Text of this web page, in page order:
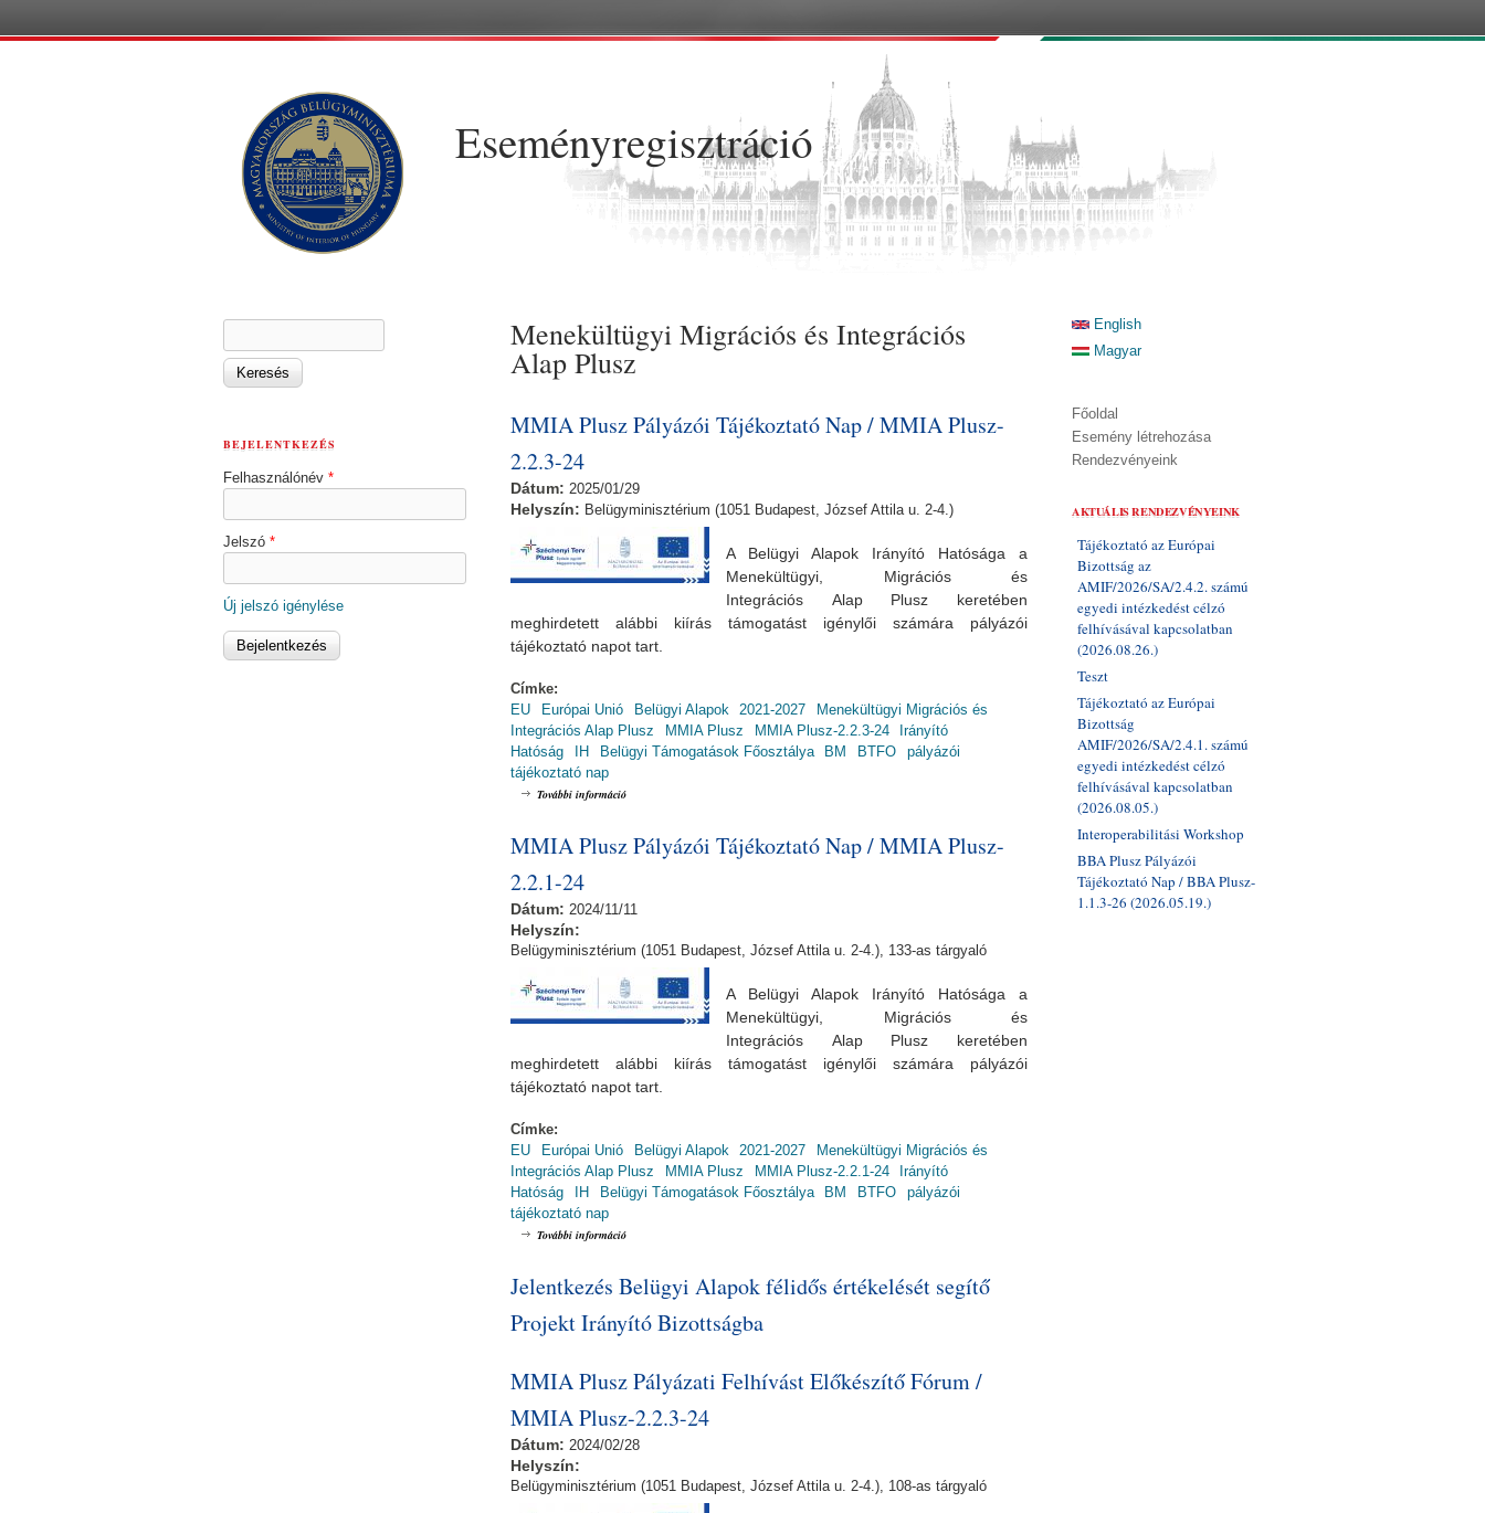
Eseményregisztráció
Menekültügyi Migrációs és Integrációs
Alap Plusz
MMIA Plusz Pályázói Tájékoztató Nap / MMIA Plusz-
2.2.3-24
Dátum: 2025/01/29
Helyszín: Belügyminisztérium (1051 Budapest, József Attila u. 2-4.)
A Belügyi Alapok Irányító Hatósága a
Menekültügyi, Migrációs és
Integrációs Alap Plusz keretében
meghirdetett alábbi kiírás támogatást igénylői számára pályázói
tájékoztató napot tart.
Címke:
EU
Európai Unió Belügyi Alapok 2021-2027
Menekültügyi Migrációs és
Integrációs Alap Plusz
MMIA Plusz MMIA Plusz-2.2.3-24
Irányító
Hatóság
IH Belügyi Támogatások Főosztálya BM BTFO
pályázói
tájékoztató nap
További információ
MMIA Plusz Pályázói Tájékoztató Nap / MMIA Plusz-
2.2.1-24
Dátum: 2024/11/11
Helyszín:
Belügyminisztérium (1051 Budapest, József Attila u. 2-4.), 133-as tárgyaló
A Belügyi Alapok Irányító Hatósága a
Menekültügyi, Migrációs és
Integrációs Alap Plusz keretében
meghirdetett alábbi kiírás támogatást igénylői számára pályázói
tájékoztató napot tart.
Címke:
EU
Európai Unió Belügyi Alapok 2021-2027
Menekültügyi Migrációs és
Integrációs Alap Plusz
MMIA Plusz MMIA Plusz-2.2.1-24
Irányító
Hatóság
IH Belügyi Támogatások Főosztálya BM BTFO
pályázói
tájékoztató nap
További információ
Jelentkezés Belügyi Alapok félidős értékelését segítő
Projekt Irányító Bizottságba
MMIA Plusz Pályázati Felhívást Előkészítő Fórum /
MMIA Plusz-2.2.3-24
Dátum: 2024/02/28
Helyszín:
Belügyminisztérium (1051 Budapest, József Attila u. 2-4.), 108-as tárgyaló
KERESÉS ŰRLAP
BEJELENTKEZÉS
Felhasználónév *
Jelszó *
Új jelszó igénylése
English
Magyar
Főoldal
Esemény létrehozása
Rendezvényeink
AKTUÁLIS RENDEZVÉNYEINK
Tájékoztató az Európai
Bizottság az
AMIF/2026/SA/2.4.2. számú
egyedi intézkedést célzó
felhívásával kapcsolatban
(2026.08.26.)
Teszt
Tájékoztató az Európai
Bizottság
AMIF/2026/SA/2.4.1. számú
egyedi intézkedést célzó
felhívásával kapcsolatban
(2026.08.05.)
Interoperabilitási Workshop
BBA Plusz Pályázói
Tájékoztató Nap / BBA Plusz-
1.1.3-26 (2026.05.19.)